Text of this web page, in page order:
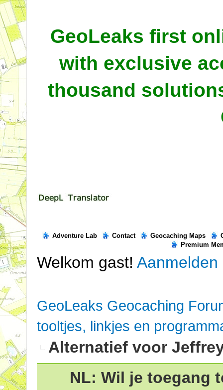
GeoLeaks first
with exclusive
thousand
Adventure Lab Contact Geocaching Maps
Premium
Welkom gast! Aanmelden
GeoLeaks Geocaching
tooltjes, linkjes en
Alternatief voor
NL: Wil je toegang